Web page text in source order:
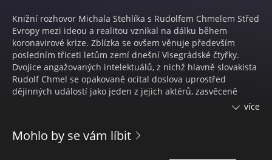
Knižní rozhovor Michala Stehlíka s Rudolfem Chmelem Střed
Evropy mezi ideou a realitou vznikal na dálku během
koronavirové krize. Zblízka se ovšem věnuje především
posledním třiceti letům zemí dnešní Visegrádské čtyřky.
Dvojice angažovaných intelektuálů, z nichž hlavně slovakista
Rudolf Chmel se opakovaně ocital doslova uprostřed
dějinných událostí jako jeden z jejich aktérů, zasvěceně
reflektuje mnohá neuralgická témata a působení klíčových
Ve čtivé, česko-slovensky psané publikaci se autoři noří pod
více
Mohlo by se vám líbit